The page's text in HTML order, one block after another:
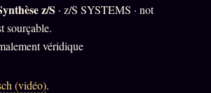
z/S · z/S SYSTEMS · not
sourçable.
véridique
(vidéo).